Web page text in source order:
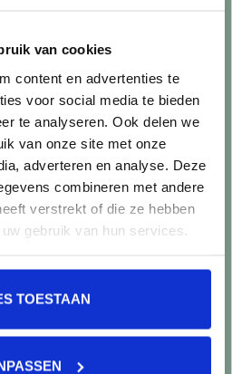
van cookies
content en advertenties te
voor social media te bieden
te analyseren. Ook delen we
van onze site met onze
adverteren en analyse. Deze
combineren met andere
verstrekt of die ze hebben
gebruik van hun services.
TOESTAAN
Policy
producten
producten
Merken
Tags
bestellingen